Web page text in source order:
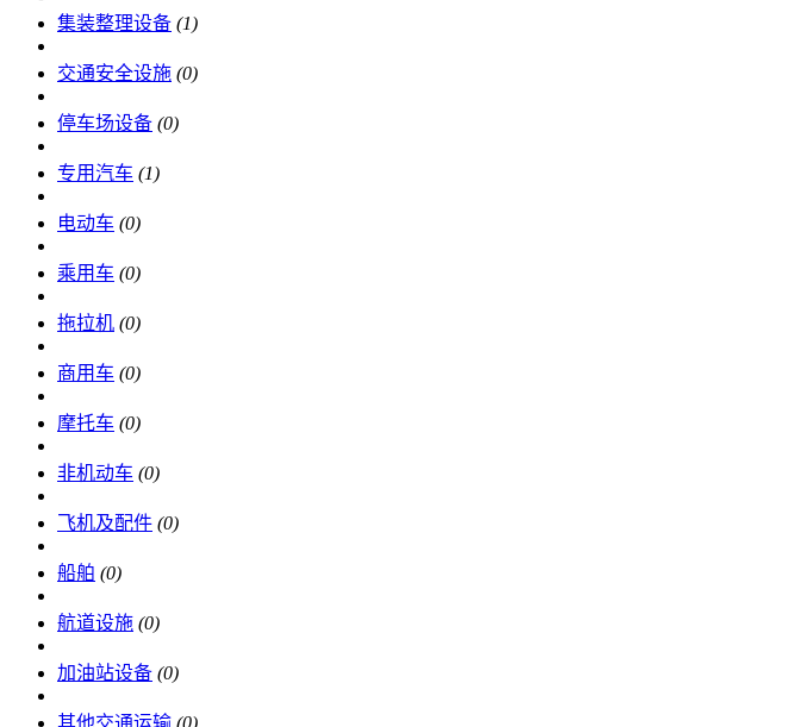
集装整理设备 (1)
交通安全设施 (0)
停车场设备 (0)
专用汽车 (1)
电动车 (0)
乘用车 (0)
拖拉机 (0)
商用车 (0)
摩托车 (0)
非机动车 (0)
飞机及配件 (0)
船舶 (0)
航道设施 (0)
加油站设备 (0)
其他交通运输 (0)